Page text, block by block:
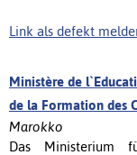
Link als defekt
Ministère de
de la Formation des
Marokko
Das Ministerium